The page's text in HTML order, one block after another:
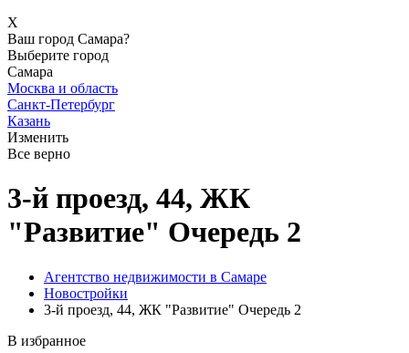
X
Ваш город Самара?
Выберите город
Самара
Москва и область
Санкт-Петербург
Казань
Изменить
Все верно
3-й проезд, 44, ЖК
"Развитие" Очередь 2
Агентство недвижимости в Самаре
Новостройки
3-й проезд, 44, ЖК "Развитие" Очередь 2
В избранное